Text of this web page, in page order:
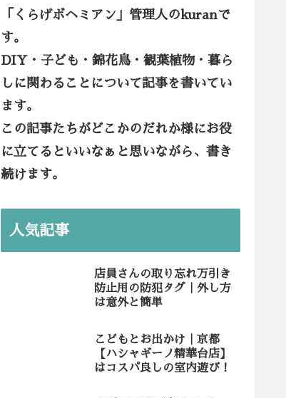
「くらげボヘミアン」管理人のkuranで
す。
DIY・子ども・錦花鳥・観葉植物・暮ら
しに関わることについて記事を書いてい
ます。
この記事たちがどこかのだれか様にお役
に立てるといいなぁと思いながら、書き
続けます。
人気記事
店員さんの取り忘れ万引き
防止用の防犯タグ｜外し方
は意外と簡単
こどもとお出かけ｜京都
【ハシャギーノ精華台店】
はコスパ良しの室内遊び！